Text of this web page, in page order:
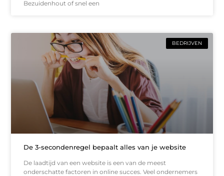
Bezuidenhout of snel een
BEDRIJVEN
De 3-secondenregel bepaalt alles van je website
De laadtijd van een website is een van de meest
onderschatte factoren in online succes. Veel ondernemers